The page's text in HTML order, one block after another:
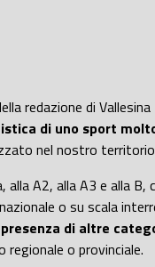
redazione di
di uno sport
nel nostro
alla A2, alla A3 e alla B,
o su scala
di altre
regionale o provinciale.